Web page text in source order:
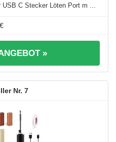
C Stecker Löten Port m ...
»
7